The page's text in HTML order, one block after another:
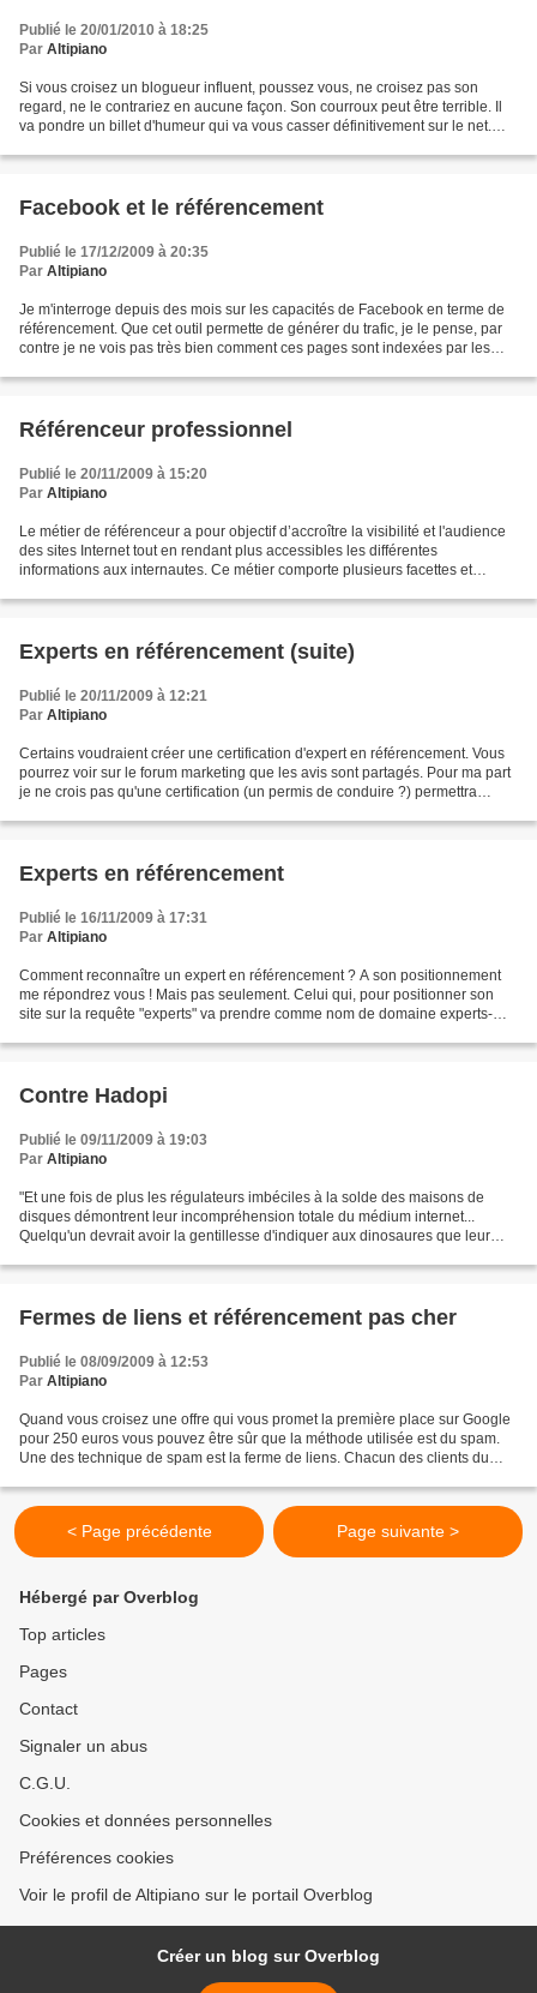
Publié le 20/01/2010 à 18:25
Par Altipiano
Si vous croisez un blogueur influent, poussez vous, ne croisez pas son
regard, ne le contrariez en aucune façon. Son courroux peut être terrible. Il
va pondre un billet d'humeur qui va vous casser définitivement sur le net.
Facebook et le référencement
Publié le 17/12/2009 à 20:35
Par Altipiano
Je m'interroge depuis des mois sur les capacités de Facebook en terme de
référencement. Que cet outil permette de générer du trafic, je le pense, par
contre je ne vois pas très bien comment ces pages sont indexées par les
Référenceur professionnel
Publié le 20/11/2009 à 15:20
Par Altipiano
Le métier de référenceur a pour objectif d’accroître la visibilité et l'audience
des sites Internet tout en rendant plus accessibles les différentes
informations aux internautes. Ce métier comporte plusieurs facettes et
Experts en référencement (suite)
Publié le 20/11/2009 à 12:21
Par Altipiano
Certains voudraient créer une certification d'expert en référencement. Vous
pourrez voir sur le forum marketing que les avis sont partagés. Pour ma part
je ne crois pas qu'une certification (un permis de conduire ?) permettra
Experts en référencement
Publié le 16/11/2009 à 17:31
Par Altipiano
Comment reconnaître un expert en référencement ? A son positionnement
me répondrez vous ! Mais pas seulement. Celui qui, pour positionner son
site sur la requête "experts" va prendre comme nom de domaine experts-
Contre Hadopi
Publié le 09/11/2009 à 19:03
Par Altipiano
"Et une fois de plus les régulateurs imbéciles à la solde des maisons de
disques démontrent leur incompréhension totale du médium internet...
Quelqu'un devrait avoir la gentillesse d'indiquer aux dinosaures que leur
Fermes de liens et référencement pas cher
Publié le 08/09/2009 à 12:53
Par Altipiano
Quand vous croisez une offre qui vous promet la première place sur Google
pour 250 euros vous pouvez être sûr que la méthode utilisée est du spam.
Une des technique de spam est la ferme de liens. Chacun des clients du
< Page précédente Page suivante >
Hébergé par Overblog
Top articles
Pages
Contact
Signaler un abus
C.G.U.
Cookies et données personnelles
Préférences cookies
Voir le profil de Altipiano sur le portail Overblog
Créer un blog sur Overblog